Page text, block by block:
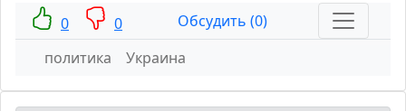
0 0
Обсудить (0)
политика
Украина